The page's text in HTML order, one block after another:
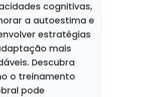
cognitivas,
a autoestima e
estratégias
mais
Descubra
o treinamento
pode